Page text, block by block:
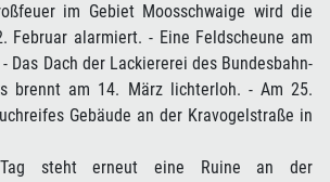
im Gebiet Moosschwaige wird die
Februar alarmiert. - Eine Feldscheune am
Das Dach der Lackiererei des Bundesbahn-
brennt am 14. März lichterloh. - Am 25.
Gebäude an der Kravogelstraße in
steht erneut eine Ruine an der